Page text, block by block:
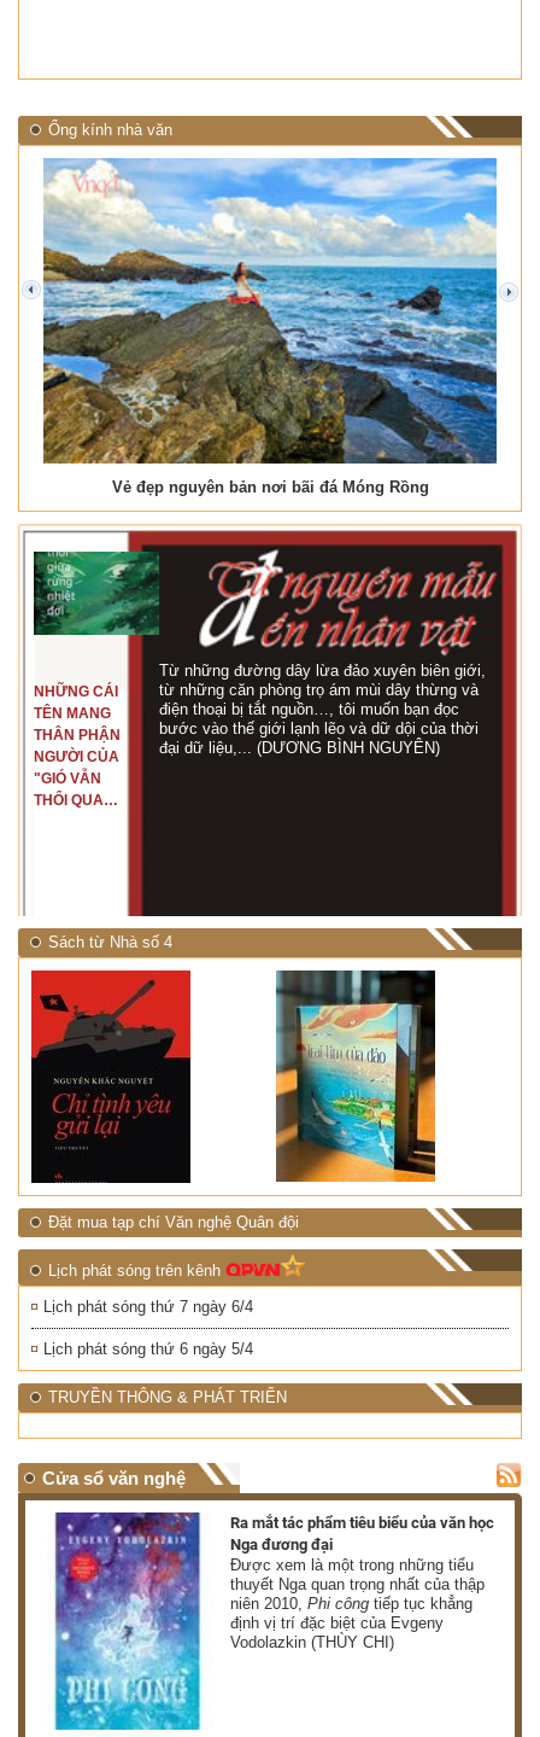
Ống kính nhà văn
Vẻ đẹp nguyên bản nơi bãi đá Móng Rồng
prev next
NHỮNG CÁI
TÊN MANG
THÂN PHẬN
NGƯỜI CỦA
"GIÓ VẪN
THỔI QUA
Từ những đường dây lừa đảo xuyên biên giới,
từ những căn phòng trọ ám mùi dây thừng và
điện thoại bị tắt nguồn…, tôi muốn bạn đọc
bước vào thế giới lạnh lẽo và dữ dội của thời
đại dữ liệu,... (DƯƠNG BÌNH NGUYÊN)
Sách từ Nhà số 4
Đặt mua tạp chí Văn nghệ Quân đội
Lịch phát sóng trên kênh
Lịch phát sóng thứ 7 ngày 6/4
Lịch phát sóng thứ 6 ngày 5/4
TRUYỀN THÔNG & PHÁT TRIỂN
Cửa sổ văn nghệ
Ra mắt tác phẩm tiêu biểu của văn học
Nga đương đại
Được xem là một trong những tiểu
thuyết Nga quan trọng nhất của thập
niên 2010,Phi công tiếp tục khẳng
định vị trí đặc biệt của Evgeny
Vodolazkin (THÙY CHI)